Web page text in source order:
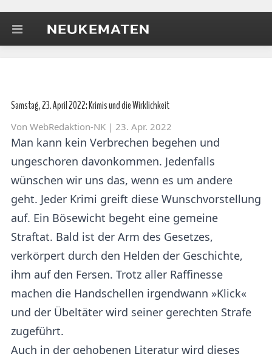
Samstag, 23. April 2022: Krimis und die Wirklichkeit
Von WebRedaktion-NK | 23. Apr. 2022
Man kann kein Verbrechen begehen und
ungeschoren davonkommen. Jedenfalls
wünschen wir uns das, wenn es um andere
geht. Jeder Krimi greift diese Wunschvorstellung
auf. Ein Bösewicht begeht eine gemeine
Straftat. Bald ist der Arm des Gesetzes,
verkörpert durch den Helden der Geschichte,
ihm auf den Fersen. Trotz aller Raffinesse
machen die Handschellen irgendwann »Klick«
und der Übeltäter wird seiner gerechten Strafe
zugeführt.
Auch in der gehobenen Literatur wird dieses